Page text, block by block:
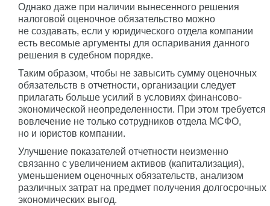
Однако даже при наличии вынесенного решения
налоговой оценочное обязательство можно
не создавать, если у юридического отдела компании
есть весомые аргументы для оспаривания данного
решения в судебном порядке.
Таким образом, чтобы не завысить сумму оценочных
обязательств в отчетности, организации следует
прилагать больше усилий в условиях финансово-
экономической неопределенности. При этом требуется
вовлечение не только сотрудников отдела МСФО,
но и юристов компании.
Улучшение показателей отчетности неизменно
связанно с увеличением активов (капитализация),
уменьшением оценочных обязательств, анализом
различных затрат на предмет получения долгосрочных
экономических выгод.